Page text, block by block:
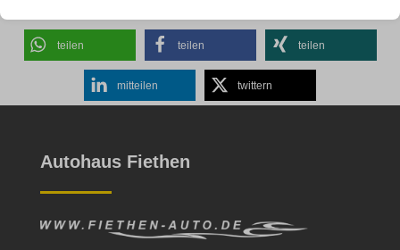
teilen teilen teilen
mitteilen twittern
Autohaus Fiethen
Essenzielle Cookies und Dienste ermöglichen grundlegende
Funktionen und sind für das ordnungsgemäße Funktionieren der
Website erforderlich. Diese Cookies und Dienste erfordern keine
Zustimmung des Nutzers gemäß der DSGVO.
Andere Dienste
eindeutig kategorisiert wurden.